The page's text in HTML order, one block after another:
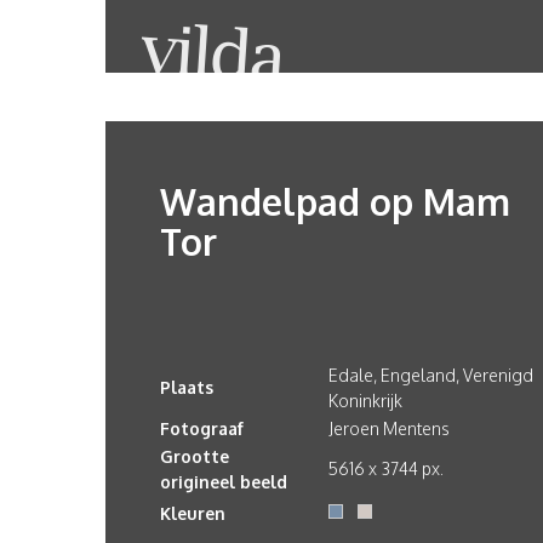
Wandelpad op Mam
Tor
Plaats
Edale, Engeland, Verenigd
Koninkrijk
Fotograaf
Jeroen Mentens
Grootte
origineel beeld
5616 x 3744 px.
Kleuren